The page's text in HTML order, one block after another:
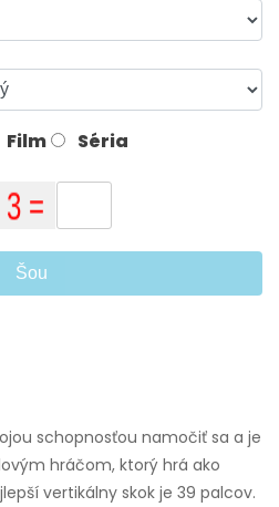
Film Séria
Šou
schopnosťou namočiť sa a je
hráčom, ktorý hrá ako
vertikálny skok je 39 palcov.